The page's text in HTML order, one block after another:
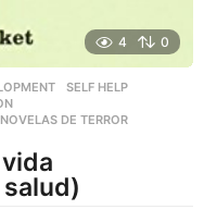
4 0
,SELF HELP
,NOVELAS DE TERROR